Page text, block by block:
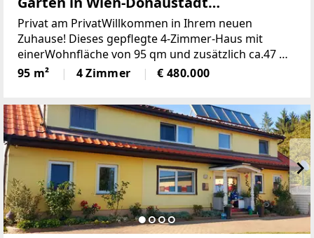
(Provisionsfrei)
Privat am PrivatWillkommen in Ihrem neuen
Zuhause! Dieses gepflegte 4-Zimmer-Haus mit
einerWohnfläche von 95 qm und zusätzlich ca.47 m2
Keller einem großzügigen Grundstückvon 197 qm
bietet Ihnen und Ihrer Familie den idealen
95 m² 4 Zimmer € 480.000